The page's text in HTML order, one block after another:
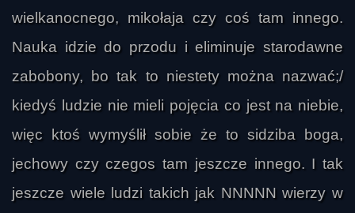
wielkanocnego, mikołaja czy coś tam innego.
Nauka idzie do przodu i eliminuje starodawne
zabobony, bo tak to niestety można nazwać;/
kiedyś ludzie nie mieli pojęcia co jest na niebie,
więc ktoś wymyślił sobie że to sidziba boga,
jechowy czy czegos tam jeszcze innego. I tak
jeszcze wiele ludzi takich jak NNNNN wierzy w